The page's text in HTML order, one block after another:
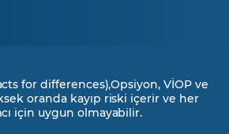
for differences),Opsiyon, VİOP ve
oranda kayıp riski içerir ve her
için uygun olmayabilir.